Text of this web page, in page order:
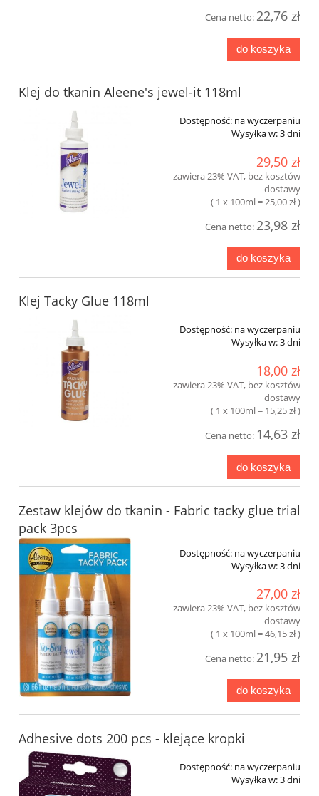
Cena netto: 22,76 zł
do koszyka
Klej do tkanin Aleene's jewel-it 118ml
Dostępność: na wyczerpaniu
Wysyłka w:3 dni
29,50 zł
zawiera 23% VAT, bez kosztów
dostawy
( 1 x 100ml = 25,00 zł )
Cena netto: 23,98 zł
do koszyka
Klej Tacky Glue 118ml
Dostępność: na wyczerpaniu
Wysyłka w:3 dni
18,00 zł
zawiera 23% VAT, bez kosztów
dostawy
( 1 x 100ml = 15,25 zł )
Cena netto: 14,63 zł
do koszyka
Zestaw klejów do tkanin - Fabric tacky glue trial
pack 3pcs
Dostępność: na wyczerpaniu
Wysyłka w:3 dni
27,00 zł
zawiera 23% VAT, bez kosztów
dostawy
( 1 x 100ml = 46,15 zł )
Cena netto: 21,95 zł
do koszyka
Adhesive dots 200 pcs - klejące kropki
Dostępność: na wyczerpaniu
Wysyłka w:3 dni